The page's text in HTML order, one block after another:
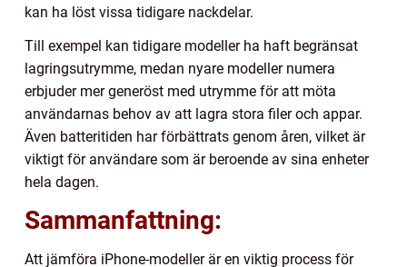
kan ha löst vissa tidigare nackdelar.
Till exempel kan tidigare modeller ha haft begränsat
lagringsutrymme, medan nyare modeller numera
erbjuder mer generöst med utrymme för att möta
användarnas behov av att lagra stora filer och appar.
Även batteritiden har förbättrats genom åren, vilket är
viktigt för användare som är beroende av sina enheter
hela dagen.
Sammanfattning:
Att jämföra iPhone-modeller är en viktig process för